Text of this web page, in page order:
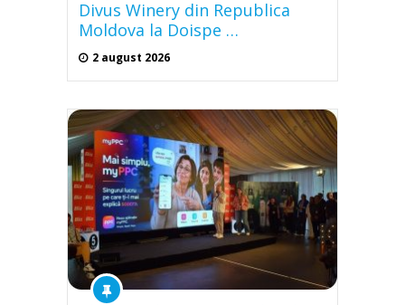
Divus Winery din Republica
Moldova la Doispe …
2 august 2026